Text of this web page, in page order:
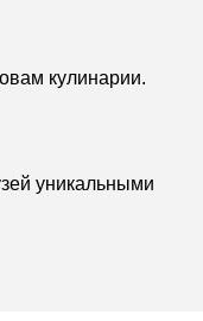
кулинарии.
уникальными